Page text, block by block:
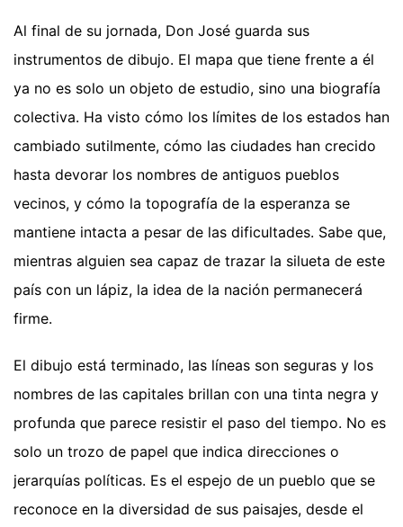
Al final de su jornada, Don José guarda sus
instrumentos de dibujo. El mapa que tiene frente a él
ya no es solo un objeto de estudio, sino una biografía
colectiva. Ha visto cómo los límites de los estados han
cambiado sutilmente, cómo las ciudades han crecido
hasta devorar los nombres de antiguos pueblos
vecinos, y cómo la topografía de la esperanza se
mantiene intacta a pesar de las dificultades. Sabe que,
mientras alguien sea capaz de trazar la silueta de este
país con un lápiz, la idea de la nación permanecerá
firme.
El dibujo está terminado, las líneas son seguras y los
nombres de las capitales brillan con una tinta negra y
profunda que parece resistir el paso del tiempo. No es
solo un trozo de papel que indica direcciones o
jerarquías políticas. Es el espejo de un pueblo que se
reconoce en la diversidad de sus paisajes, desde el